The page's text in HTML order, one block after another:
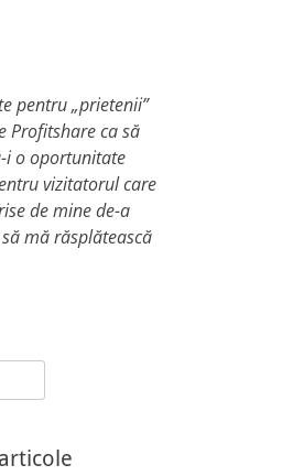
pentru „prietenii”
Profitshare ca să
i o oportunitate
vizitatorul care
de mine de-a
mă răsplătească